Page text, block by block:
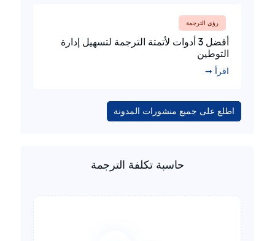
رؤى الترجمة
أفضل 3 أدوات لأتمتة الترجمة لتسهيل إدارة
التوطين
اقرأ ➞
اطلع على جميع منشورات المدونة
حاسبة تكلفة الترجمة